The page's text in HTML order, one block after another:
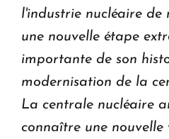
l'industrie nucléaire de
une nouvelle étape
importante de son
modernisation de la
La centrale nucléaire
connaître une nouvelle